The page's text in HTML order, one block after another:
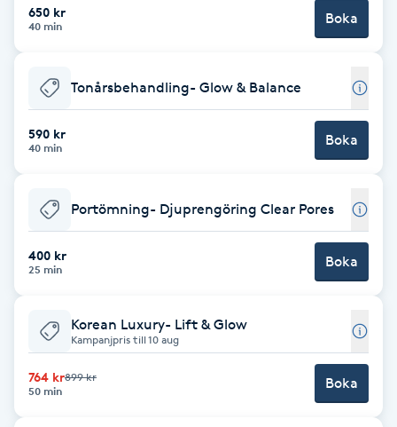
Celluliter
Coachning
Color correction
Damklippning
Dermapen
650 kr
40 min Boka
Tonårsbehandling- Glow & Balance
590 kr
40 min Boka
Portömning- Djuprengöring Clear Pores
400 kr
25 min Boka
Korean Luxury- Lift & Glow
Kampanjpris till 10 aug
764 kr899 kr
50 min
Boka